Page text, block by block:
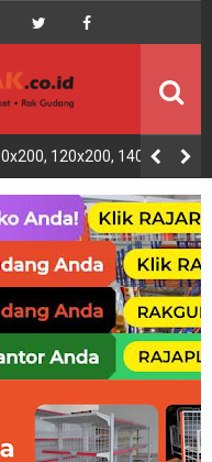
120x200, 140x200,
DAN KEGUNAAN